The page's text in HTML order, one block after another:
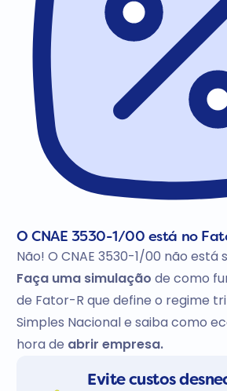
O CNAE 3530-1/00 está no
Não! O CNAE 3530-1/00 não está
Faça uma simulação de como
de Fator-R que define o regime
Simples Nacional e saiba como
hora de abrir empresa.
Evite custos